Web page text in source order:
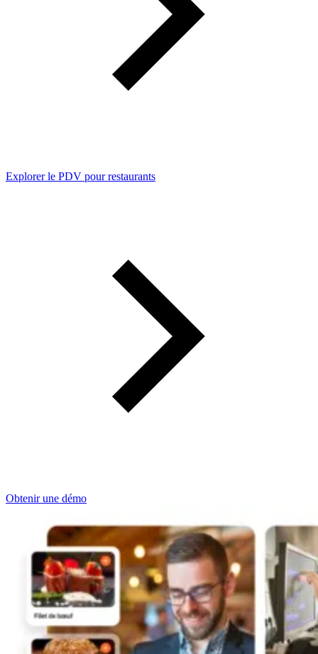
Explorer le PDV pour restaurants
Obtenir une démo